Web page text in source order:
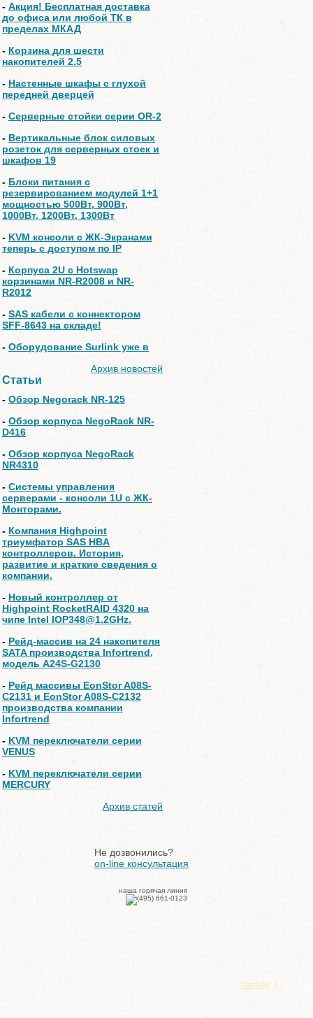
- Акция! Бесплатная доставка
до офиса или любой ТК в
пределах МКАД
- Корзина для шести
накопителей 2.5
- Настенные шкафы с глухой
передней дверцей
- Серверные стойки серии OR-2
- Вертикальные блок силовых
розеток для серверных стоек и
шкафов 19
- Блоки питания с
резервированием модулей 1+1
мощностью 500Вт, 900Вт,
1000Вт, 1200Вт, 1300Вт
- KVM консоли с ЖК-Экранами
теперь с доступом по IP
- Корпуса 2U с Hotswap
корзинами NR-R2008 и NR-
R2012
- SAS кабели с коннектором
SFF-8643 на складе!
- Оборудование Surlink уже в
Архив новостей
Статьи
- Обзор Negorack NR-125
- Обзор корпуса NegoRack NR-
D416
- Обзор корпуса NegoRack
NR4310
- Системы управления
серверами - консоли 1U с ЖК-
Монторами.
- Компания Highpoint
триумфатор SAS HBA
контроллеров. История,
развитие и краткие сведения о
компании.
-Новый контроллер от
Highpoint RocketRAID 4320 на
чипе Intel IOP348@1.2GHz.
- Рейд-массив на 24 накопителя
SATA производства Infortrend,
модель A24S-G2130
- Рейд массивы EonStor A08S-
C2131 и EonStor A08S-C2132
производства компании
Infortrend
- KVM переключатели серии
VENUS
- KVM переключатели серии
MERCURY
Архив статей
Не дозвонились?
on-line консультация
наша горячая линия
© 1991-2023, МНТ
Главная |